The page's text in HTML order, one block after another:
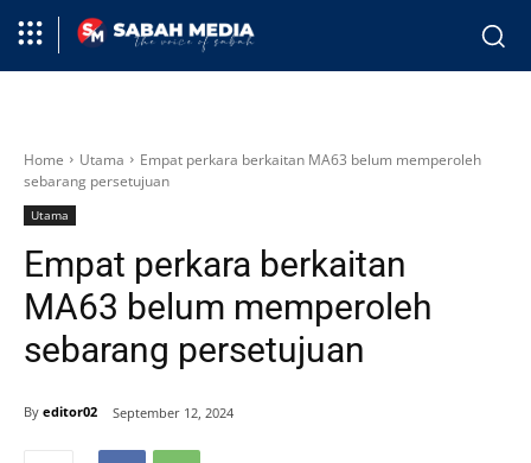
Home Utama
Empat perkara berkaitan MA63 belum memperoleh
sebarang persetujuan
Utama
Empat perkara berkaitan
MA63 belum memperoleh
sebarang persetujuan
By editor02 September 12, 2024